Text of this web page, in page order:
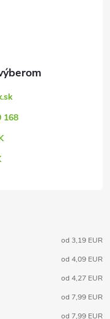
od 3,19 EUR
od 4,09 EUR
od 4,27 EUR
od 7,99 EUR
od 7,99 EUR
168